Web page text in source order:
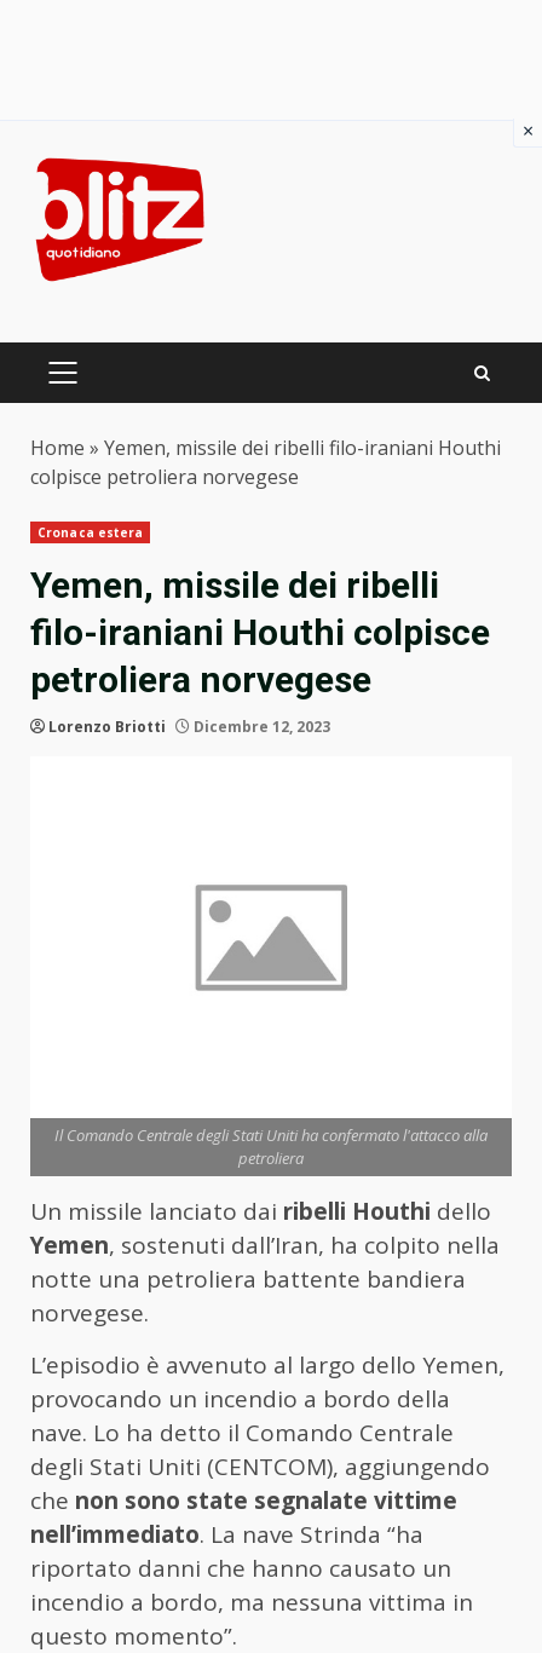
content
PRIMARY
Home » Yemen, missile dei ribelli filo-iraniani Houthi
colpisce petroliera norvegese
Cronaca estera
Yemen, missile dei ribelli
filo-iraniani Houthi colpisce
petroliera norvegese
Lorenzo Briotti Dicembre 12, 2023
Il Comando Centrale degli Stati Uniti ha confermato l'attacco alla
petroliera
Un missile lanciato dai ribelli Houthi dello
Yemen, sostenuti dall’Iran, ha colpito nella
notte una petroliera battente bandiera
norvegese.
L’episodio è avvenuto al largo dello Yemen,
provocando un incendio a bordo della
nave. Lo ha detto il Comando Centrale
degli Stati Uniti (CENTCOM), aggiungendo
che non sono state segnalate vittime
nell’immediato. La nave Strinda “ha
riportato danni che hanno causato un
incendio a bordo, ma nessuna vittima in
questo momento”.
×